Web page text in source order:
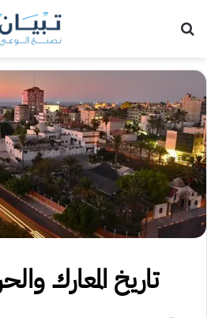
تاريخ المعارك